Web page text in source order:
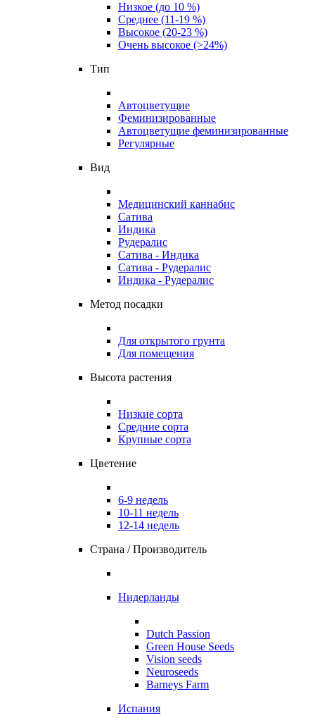
Низкое (до 10 %)
Среднее (11-19 %)
Высокое (20-23 %)
Очень высокое (>24%)
Тип
Автоцветущие
Феминизированные
Автоцветущие феминизированные
Регулярные
Вид
Медицинский каннабис
Сатива
Индика
Рудералис
Сатива - Индика
Сатива - Рудералис
Индика - Рудералис
Метод посадки
Для открытого грунта
Для помещения
Высота растения
Низкие сорта
Средние сорта
Крупные сорта
Цветение
6-9 недель
10-11 недель
12-14 недель
Страна / Производитель
Нидерланды
Dutch Passion
Green House Seeds
Vision seeds
Neuroseeds
Barneys Farm
Испания